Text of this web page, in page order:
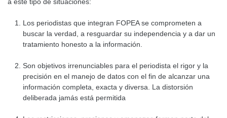
Los periodistas que integran FOPEA se comprometen a
buscar la verdad, a resguardar su independencia y a dar un
tratamiento honesto a la información.
Son objetivos irrenunciables para el periodista el rigor y la
precisión en el manejo de datos con el fin de alcanzar una
información completa, exacta y diversa. La distorsión
deliberada jamás está permitida